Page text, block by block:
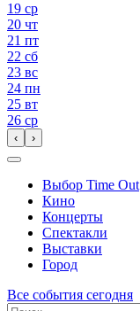
19 ср
20 чт
21 пт
22 сб
23 вс
24 пн
25 вт
26 ср
‹ ›
Выбор Time Out
Кино
Концерты
Спектакли
Выставки
Город
Все события сегодня